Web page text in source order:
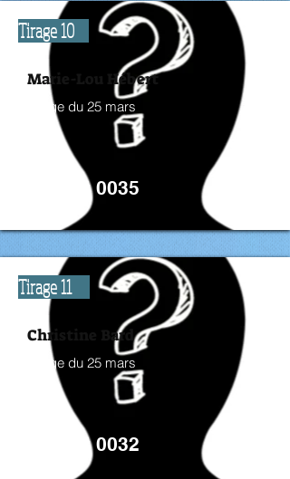
Tirage 10
Marie-Lou Hébert
Tirage du 25 mars
Billet # 0035
Tirage 11
Christine Bard
Tirage du 25 mars
Billet # 0032